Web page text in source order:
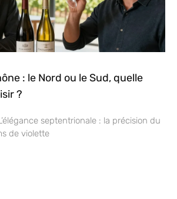
: le Nord ou le Sud, quelle
?
septentrionale : la précision du
de violette